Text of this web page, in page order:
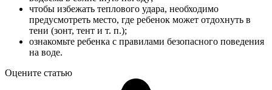
чтобы избежать теплового удара, необходимо
предусмотреть место, где ребенок может отдохнуть в
тени (зонт, тент и т. п.);
ознакомьте ребенка с правилами безопасного поведения
на воде.
Оцените статью